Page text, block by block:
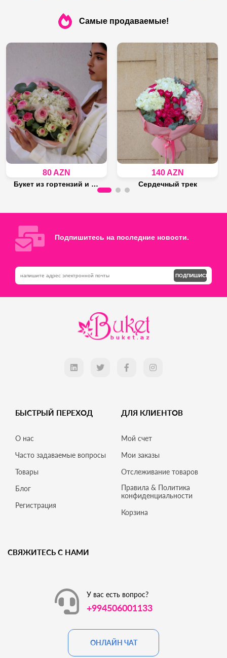
Самые продаваемые!
80 AZN
Букет из гортензий и кустовых роз
140 AZN
Сердечный трек
Подпишитесь на последние новости.
ПОДПИШИСЬ
БЫСТРЫЙ ПЕРЕХОД
О нас
Часто задаваемые вопросы
Товары
Блог
Регистрация
ДЛЯ КЛИЕНТОВ
Мой счет
Мои заказы
Отслеживание товаров
Правила & Политика
конфиденциальности
Корзина
СВЯЖИТЕСЬ С НАМИ
У вас есть вопрос?
+994506001133
ОНЛАЙН ЧАТ